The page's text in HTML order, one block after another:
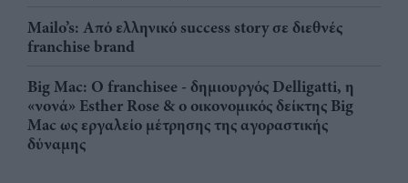
Mailo’s: Από ελληνικό success story σε διεθνές
franchise brand
Big Mac: Ο franchisee - δημιουργός Delligatti, η
«νονά» Esther Rose & ο οικονομικός δείκτης Big
Mac ως εργαλείο μέτρησης της αγοραστικής
δύναμης